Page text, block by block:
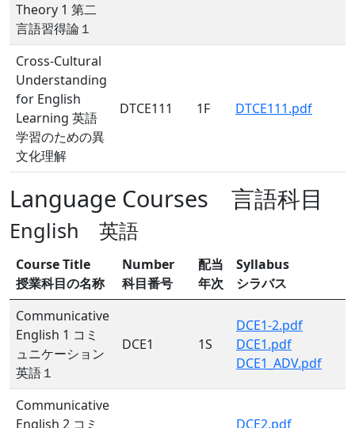
Theory 1 第二
言語習得論１
Cross-Cultural
Understanding
for English
Learning 英語
学習のための異
文化理解
DTCE111 1F DTCE111.pdf
Language Courses 言語科目
English 英語
Course Title
授業科目の名称
Number
科目番号
配当
年次
Syllabus
シラバス
Communicative
English 1 コミ
ュニケーション
英語１
DCE1 1S
DCE1-2.pdf
DCE1.pdf
DCE1_ADV.pdf
Communicative
English 2 コミ
DCE2.pdf